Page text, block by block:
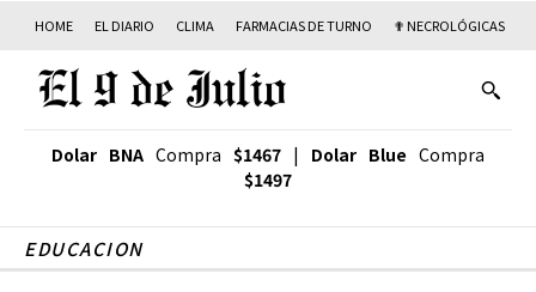
HOME EL DIARIO CLIMA FARMACIAS DE TURNO ✟ NECROLÓGICAS
Dolar BNA Compra $1467 | Dolar Blue Compra
$1497
EDUCACION